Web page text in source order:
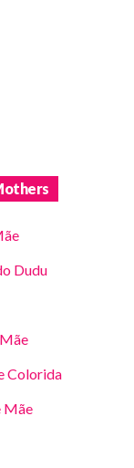
Dudu
Colorida
Mãe